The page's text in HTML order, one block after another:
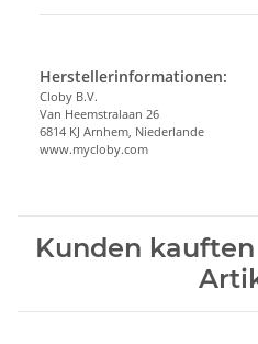
Herstellerinformationen:
Cloby B.V.
Van Heemstralaan 26
6814 KJ Arnhem, Niederlande
www.mycloby.com
Kunden